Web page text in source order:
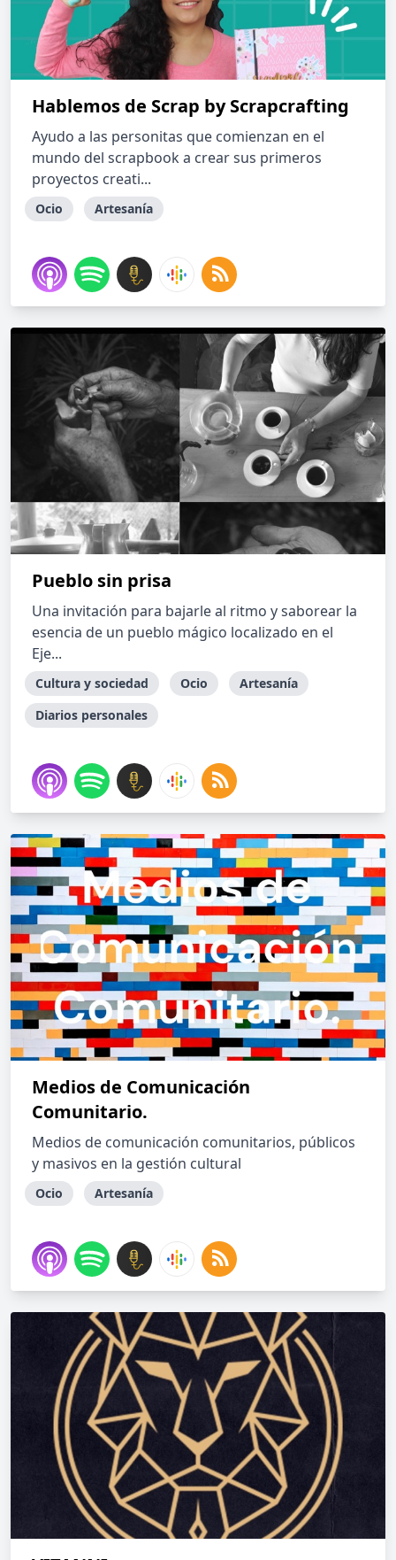
Hablemos de Scrap by Scrapcrafting
Ayudo a las personitas que comienzan en el
mundo del scrapbook a crear sus primeros
proyectos creati...
Ocio Artesanía
Pueblo sin prisa
Una invitación para bajarle al ritmo y saborear la
esencia de un pueblo mágico localizado en el
Eje...
Cultura y sociedad Ocio
Artesanía
Diarios personales
Medios de Comunicación
Comunitario.
Medios de comunicación comunitarios, públicos
y masivos en la gestión cultural
Ocio Artesanía